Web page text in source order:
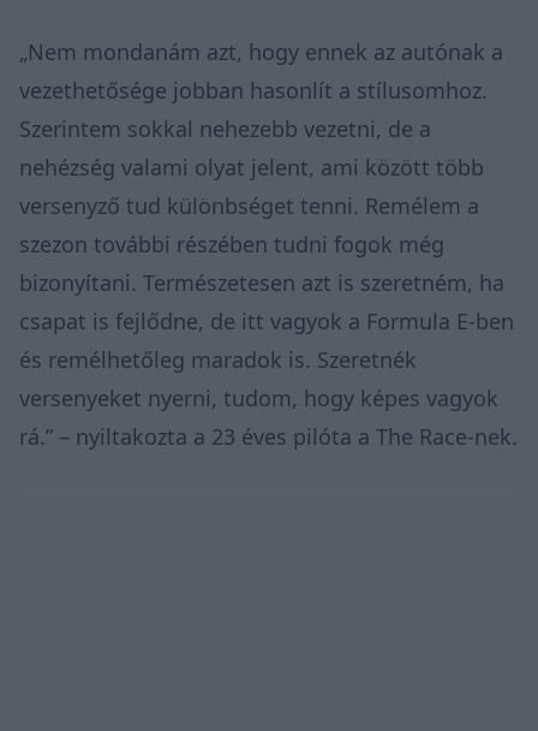
„Nem mondanám azt, hogy ennek az autónak a
vezethetősége jobban hasonlít a stílusomhoz.
Szerintem sokkal nehezebb vezetni, de a
nehézség valami olyat jelent, ami között több
versenyző tud különbséget tenni. Remélem a
szezon további részében tudni fogok még
bizonyítani. Természetesen azt is szeretném, ha
csapat is fejlődne, de itt vagyok a Formula E-ben
és remélhetőleg maradok is. Szeretnék
versenyeket nyerni, tudom, hogy képes vagyok
rá.” – nyiltakozta a 23 éves pilóta a The Race-nek.